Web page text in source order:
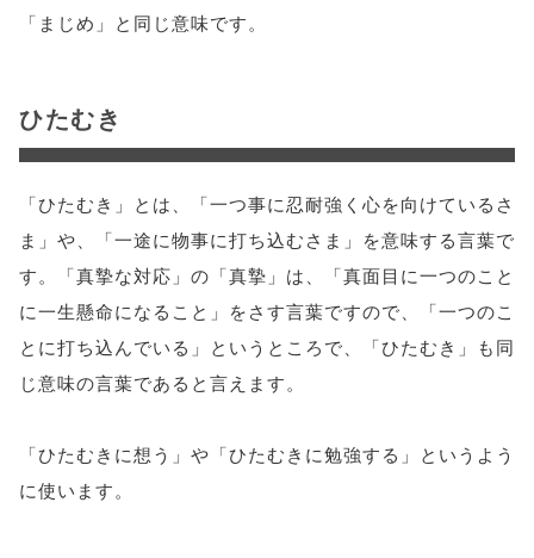
「まじめ」と同じ意味です。
ひたむき
「ひたむき」とは、「一つ事に忍耐強く心を向けているさ
ま」や、「一途に物事に打ち込むさま」を意味する言葉で
す。「真摯な対応」の「真摯」は、「真面目に一つのこと
に一生懸命になること」をさす言葉ですので、「一つのこ
とに打ち込んでいる」というところで、「ひたむき」も同
じ意味の言葉であると言えます。
「ひたむきに想う」や「ひたむきに勉強する」というよう
に使います。